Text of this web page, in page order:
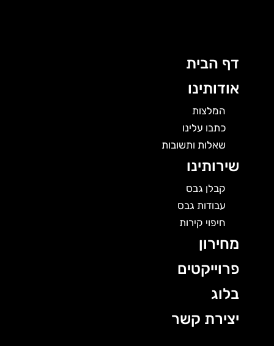
דף הבית
אודותינו
המלצות
כתבו עלינו
שאלות ותשובות
שירותינו
קבלן גבס
עבודות גבס
חיפוי קירות
מחירון
פרוייקטים
בלוג
יצירת קשר